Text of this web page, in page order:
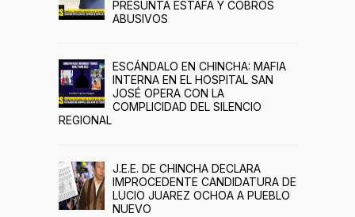
PRESUNTA ESTAFA Y COBROS
ABUSIVOS
ESCÁNDALO EN CHINCHA: MAFIA
INTERNA EN EL HOSPITAL SAN
JOSÉ OPERA CON LA
COMPLICIDAD DEL SILENCIO
REGIONAL
J.E.E. DE CHINCHA DECLARA
IMPROCEDENTE CANDIDATURA DE
LUCIO JUAREZ OCHOA A PUEBLO
NUEVO